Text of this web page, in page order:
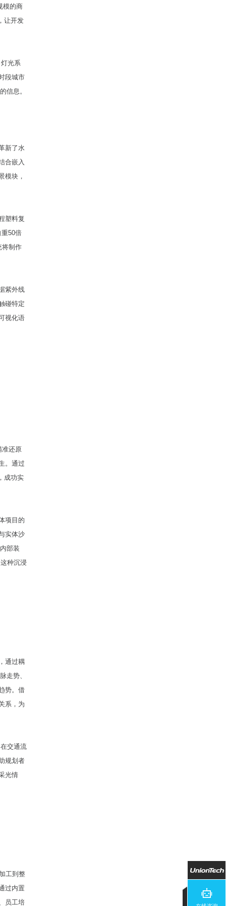
模的商
让开发
光系
段城市
信息。
新了水
合嵌入
模块，
塑料复
50倍
将制作
紫外线
碰特定
视化语
准还原
。通过
成功实
项目的
实体沙
部装
种沉浸
通过耦
走势、
势。借
系，为
交通流
规划者
光情
工到整
过内置
员工培